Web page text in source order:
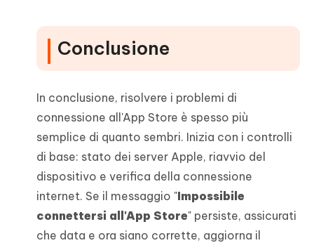
Conclusione
In conclusione, risolvere i problemi di
connessione all'App Store è spesso più
semplice di quanto sembri. Inizia con i controlli
di base: stato dei server Apple, riavvio del
dispositivo e verifica della connessione
internet. Se il messaggio "Impossibile
connettersi all'App Store" persiste, assicurati
che data e ora siano corrette, aggiorna il